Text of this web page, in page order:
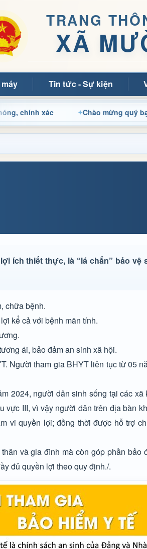
TRANG
XÃ
Tin tức - Sự kiện
Chào mừng quý bạn đọc đến
ích thiết thực, là “lá chắn” bảo
chữa bệnh.
kể cả với bệnh mãn tính.
ái, bảo đảm an sinh xã hội.
Người tham gia BHYT liên tục từ 05
2024, người dân sinh sống tại các
vực III, vì vậy người dân trên địa bàn
vi quyền lợi; đồng thời được hỗ trợ
và gia đình mà còn góp phần bảo
đủ quyền lợi theo quy định./.